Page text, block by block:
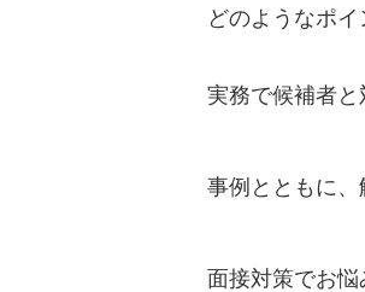
どのようなポ
実務で候補者
事例とともに、
面接対策でお